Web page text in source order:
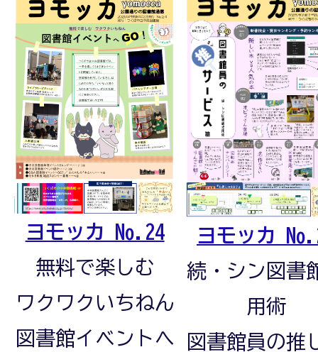
ヨモッカ No.24
無料で楽しむ
ワクワクいちねん
図書館イベントへ
ヨモッカ
続・シン図書
用術
図書館員の推